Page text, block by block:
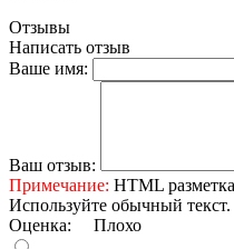
Отзывы
Написать отзыв
Ваше имя:
Ваш отзыв:
Примечание: HTML
Используйте обычный текст.
Оценка: Плохо